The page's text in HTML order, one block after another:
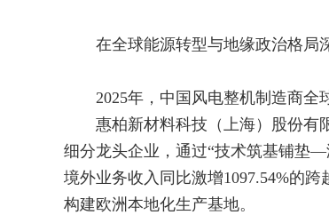
在全球能源转型与地缘政治格局深
2025年，中国风电整机制造商全球
惠柏新材料科技（上海）股份有限
细分龙头企业，通过“技术筑基铺垫
境外业务收入同比激增1097.54%的
构建欧洲本地化生产基地。